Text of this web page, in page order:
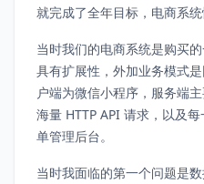
就完成了全年目标，电商系统
当时我们的电商系统是购买
具有扩展性，外加业务模式
户端为微信小程序，服务端
海量 HTTP API 请求，以及
单管理后台。
当时我面临的第一个问题是